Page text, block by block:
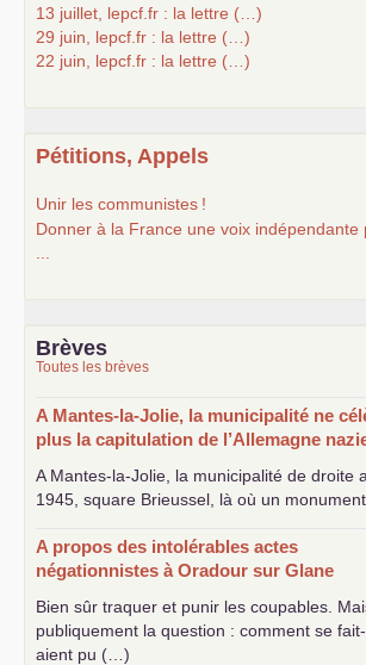
13 juillet, lepcf.fr : la lettre (…)
29 juin, lepcf.fr : la lettre (…)
22 juin, lepcf.fr : la lettre (…)
Pétitions, Appels
Unir les communistes !
Donner à la France une voix indépendante
Brèves
Toutes les brèves
A Mantes-la-Jolie, la municipalité ne
plus la capitulation de l’Allemagne
A Mantes-la-Jolie, la municipalité de droite
1945, square Brieussel, là où un
A propos des intolérables actes
négationnistes à Oradour sur Glane
Bien sûr traquer et punir les coupables.
publiquement la question : comment se fait-
aient pu (…)